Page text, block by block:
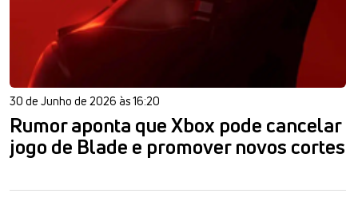
30 de Junho de 2026 às 16:20
Rumor aponta que Xbox pode cancelar
jogo de Blade e promover novos cortes